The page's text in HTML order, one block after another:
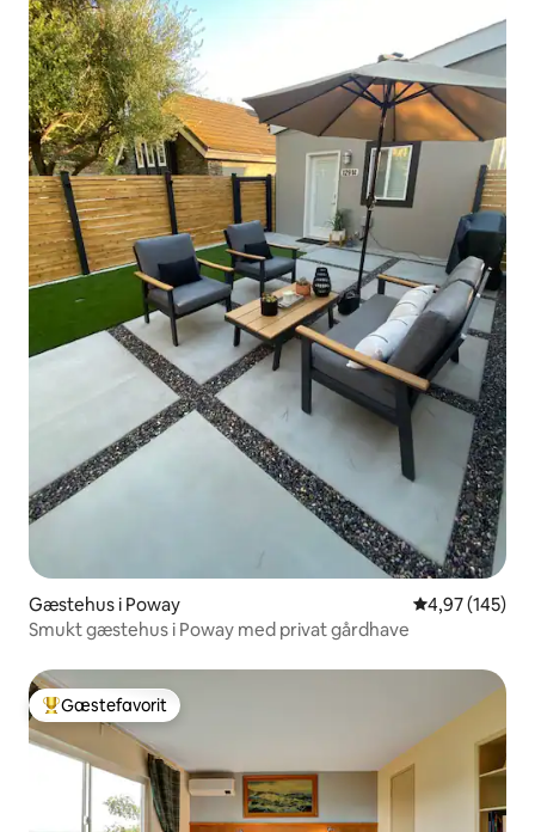
Gæstehus i Poway 4,97 ud af 5 i
4,97 (145)
Smukt gæstehus i Poway med privat gårdhave
Bedste gæstefavorit
Gæstefavorit